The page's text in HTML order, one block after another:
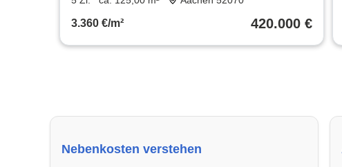
3.360 €/m² 420.000 €
Nebenkosten verstehen